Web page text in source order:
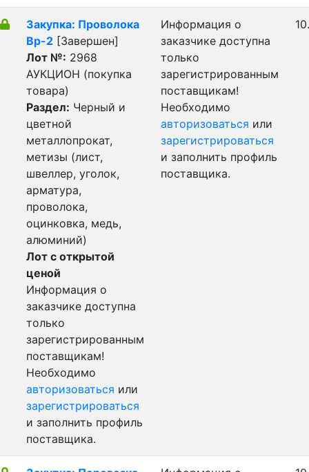
Закупка: Проволока
Вр-2 [Завершен]
Лот №: 2968
АУКЦИОН (покупка
товара)
Раздел: Черный и
цветной
металлопрокат,
метизы (лист,
швеллер, уголок,
арматура,
проволока,
оцинковка, медь,
алюминий)
Лот с открытой
ценой
Информация о
заказчике доступна
только
зарегистрированным
поставщикам!
Необходимо
авторизоваться или
зарегистрироваться
и заполнить профиль
поставщика.
Информация о
заказчике доступна
только
зарегистрированным
поставщикам!
Необходимо
авторизоваться или
зарегистрироваться
и заполнить профиль
поставщика.